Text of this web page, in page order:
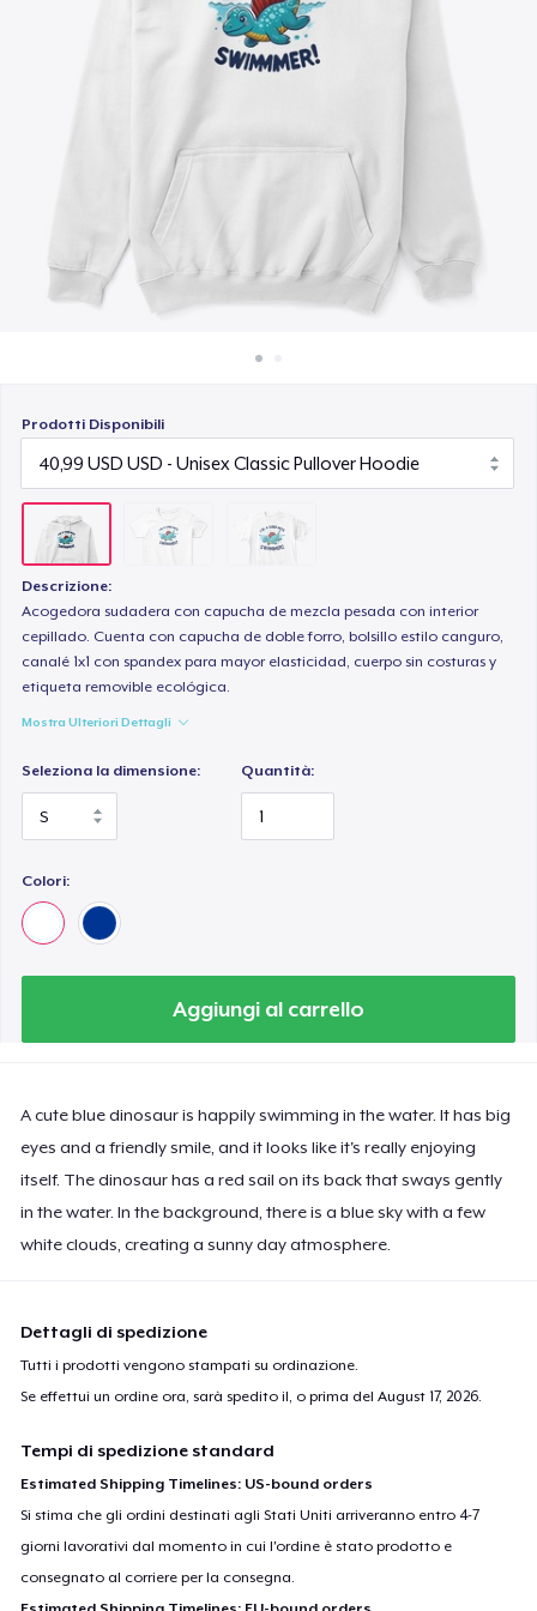
Vendi ovunque
Prodotti Disponibili
Descrizione:
Acogedora sudadera con capucha de mezcla pesada con interior
cepillado. Cuenta con capucha de doble forro, bolsillo estilo canguro,
canalé 1x1 con spandex para mayor elasticidad, cuerpo sin costuras y
etiqueta removible ecológica.
Mostra Ulteriori Dettagli
Seleziona la dimensione: Quantità:
Colori:
Aggiungi al carrello
A cute blue dinosaur is happily swimming in the water. It has big
eyes and a friendly smile, and it looks like it's really enjoying
itself. The dinosaur has a red sail on its back that sways gently
in the water. In the background, there is a blue sky with a few
white clouds, creating a sunny day atmosphere.
Dettagli di spedizione
Tutti i prodotti vengono stampati su ordinazione.
Se effettui un ordine ora, sarà spedito il, o prima delAugust 17, 2026.
Tempi di spedizione standard
Estimated Shipping Timelines: US-bound orders
Si stima che gli ordini destinati agli Stati Uniti arriveranno entro 4-7
giorni lavorativi dal momento in cui l'ordine è stato prodotto e
consegnato al corriere per la consegna.